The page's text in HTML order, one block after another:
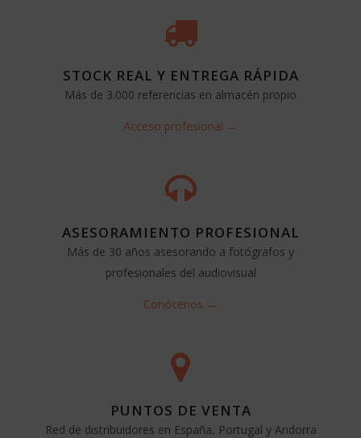
STOCK REAL Y ENTREGA RÁPIDA
Más de 3.000 referencias en almacén propio
Acceso profesional →
ASESORAMIENTO PROFESIONAL
Más de 30 años asesorando a fotógrafos y
profesionales del audiovisual
Conócenos →
PUNTOS DE VENTA
Red de distribuidores en España, Portugal y Andorra